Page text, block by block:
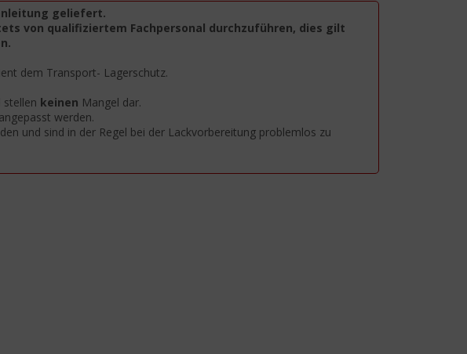
geliefert.
von qualifiziertem Fachpersonal durchzuführen, dies gilt
dem Transport- Lagerschutz.
stellen keinen Mangel dar.
werden.
und sind in der Regel bei der Lackvorbereitung problemlos zu